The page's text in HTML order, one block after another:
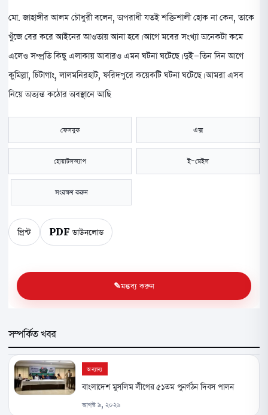
মো. জাহাঙ্গীর আলম চৌধুরী বলেন, অপরাধী যতই শক্তিশালী হোক না কেন, তাকে
খুঁজে বের করে আইনের আওতায় আনা হবে। আগে মবের সংখ্যা অনেকটা কমে
এলেও সম্প্রতি কিছু এলাকায় আবারও এমন ঘটনা ঘটেছে। দুই-তিন দিন আগে
কুমিল্লা, চিটাগাং, লালমনিরহাট, ফরিদপুরে কয়েকটি ঘটনা ঘটেছে। আমরা এসব
নিয়ে অত্যন্ত কঠোর অবস্থানে আছি
ফেসবুক এক্স
হোয়াটসঅ্যাপ ই-মেইল
সংরক্ষণ করুন
প্রিন্ট PDF ডাউনলোড
মন্তব্য করুন
সম্পর্কিত খবর
অন্যান্য
বাংলাদেশ মুসলিম লীগের ৫১তম পুনর্গঠন দিবস পালন
আগস্ট ৯, ২০২৬